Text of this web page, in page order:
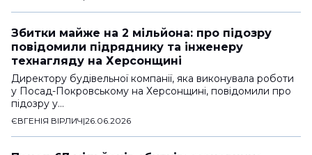
Збитки майже на 2 мільйона: про підозру
повідомили підряднику та інженеру
технагляду на Херсонщині
Директору будівельної компанії, яка виконувала роботи
у Посад-Покровському на Херсонщині, повідомили про
підозру у…
ЄВГЕНІЯ ВІРЛИЧ|26.06.2026